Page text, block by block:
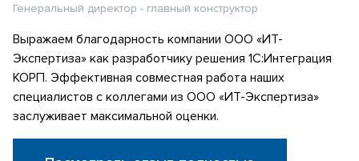
Генеральный директор - главный конструктор
Выражаем благодарность компании ООО «ИТ-
Экспертиза» как разработчику решения 1С:Интеграция
КОРП. Эффективная совместная работа наших
специалистов с коллегами из ООО «ИТ-Экспертиза»
заслуживает максимальной оценки.